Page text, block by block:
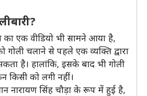
का एक वीडियो भी सामने आया है,
गोली चलाने से पहले एक व्यक्ति द्वारा
है। हालांकि, इसके बाद भी गोली
किसी को लगी नहीं।
नारायण सिंह चौड़ा के रूप में हुई है,